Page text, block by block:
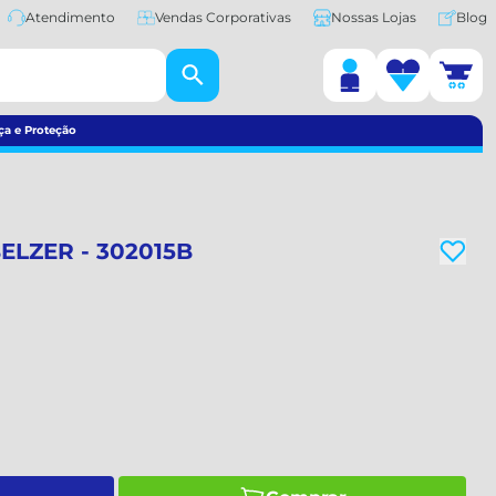
Atendimento Vendas Corporativas Nossas Lojas Blog
e Proteção
- 302015B